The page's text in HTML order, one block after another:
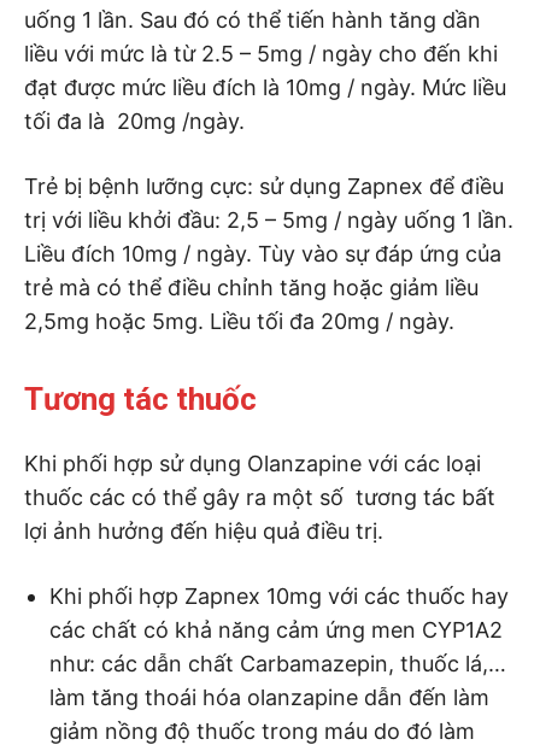
uống 1 lần. Sau đó có thể tiến hành tăng dần
liều với mức là từ 2.5 – 5mg / ngày cho đến khi
đạt được mức liều đích là 10mg / ngày. Mức liều
tối đa là 20mg /ngày.
Trẻ bị bệnh lưỡng cực: sử dụng Zapnex để điều
trị với liều khởi đầu: 2,5 – 5mg / ngày uống 1 lần.
Liều đích 10mg / ngày. Tùy vào sự đáp ứng của
trẻ mà có thể điều chỉnh tăng hoặc giảm liều
2,5mg hoặc 5mg. Liều tối đa 20mg / ngày.
Tương tác thuốc
Khi phối hợp sử dụng Olanzapine với các loại
thuốc các có thể gây ra một số tương tác bất
lợi ảnh hưởng đến hiệu quả điều trị.
Khi phối hợp Zapnex 10mg với các thuốc hay
các chất có khả năng cảm ứng men CYP1A2
như: các dẫn chất Carbamazepin, thuốc lá,…
làm tăng thoái hóa olanzapine dẫn đến làm
giảm nồng độ thuốc trong máu do đó làm